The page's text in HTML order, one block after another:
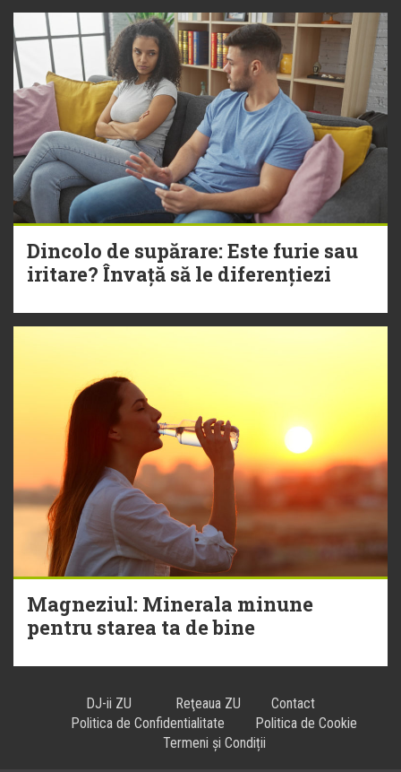
Dincolo de supărare: Este furie sau
iritare? Învață să le diferențiezi
Magneziul: Minerala minune
pentru starea ta de bine
DJ-ii ZU Reţeaua ZU
Contact
Politica de Confidentialitate
Politica de Cookie
Termeni și Condiții